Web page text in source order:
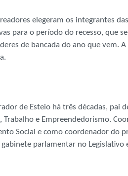
elegeram os integrantes
para o período do recesso, que
de bancada do ano que vem.
de Esteio há três décadas, pai
Trabalho e Empreendedorismo.
Social e como coordenador do
parlamentar no